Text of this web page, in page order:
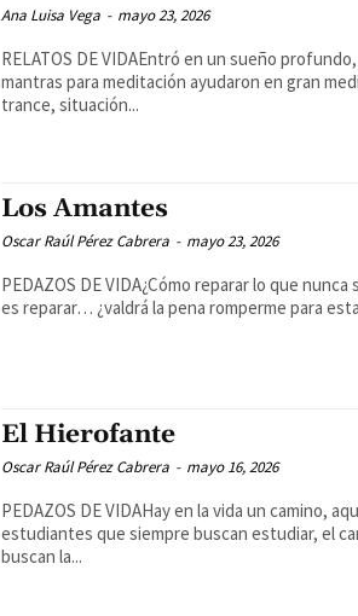
Ana Luisa Vega - mayo 23, 2026
RELATOS DE VIDAEntró en un sueño
mantras para meditación ayudaron en gran
trance, situación...
Los Amantes
Oscar Raúl Pérez Cabrera - mayo 23, 2026
PEDAZOS DE VIDA¿Cómo reparar lo que
es reparar… ¿valdrá la pena romperme para
El Hierofante
Oscar Raúl Pérez Cabrera - mayo 16, 2026
PEDAZOS DE VIDAHay en la vida un camino,
estudiantes que siempre buscan estudiar, el
buscan la...